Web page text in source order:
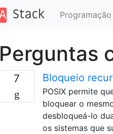
Programação
Perguntas
7 Bloqueio
POSIX permite
bloquear o
desbloqueá-lo
os sistemas que